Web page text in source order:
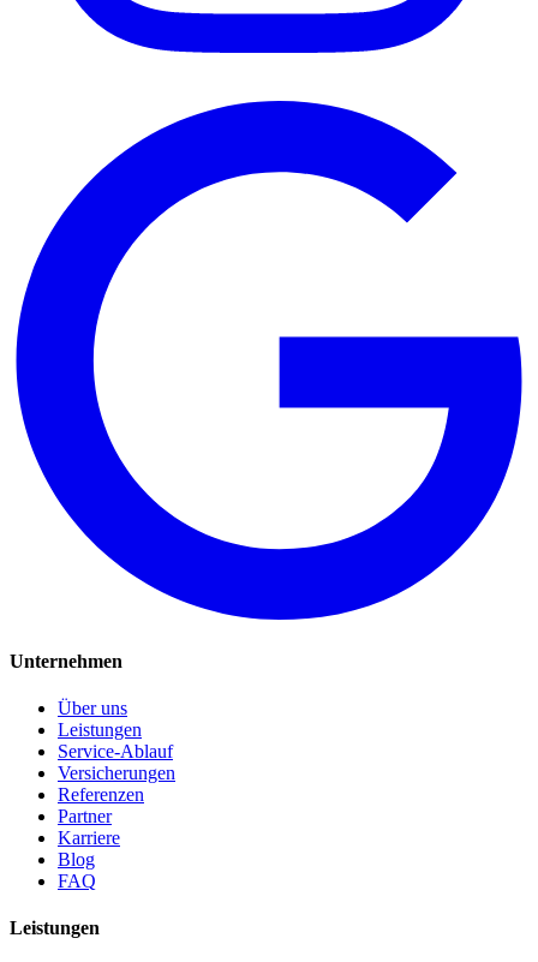
Unternehmen
Über uns
Leistungen
Service-Ablauf
Versicherungen
Referenzen
Partner
Karriere
Blog
FAQ
Leistungen